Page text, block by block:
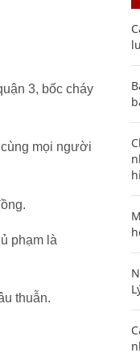
3, bốc cháy
mọi người
phạm là
thuẫn.